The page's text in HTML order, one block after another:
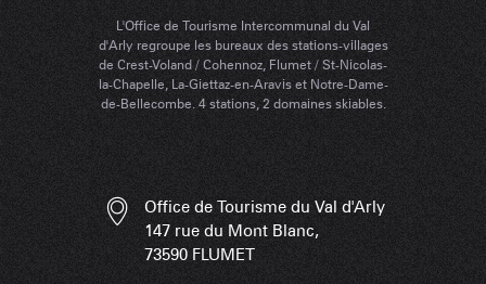
L'Office de Tourisme Intercommunal du Val
d'Arly regroupe les bureaux des stations-villages
de Crest-Voland / Cohennoz, Flumet / St-Nicolas-
la-Chapelle, La-Giettaz-en-Aravis et Notre-Dame-
de-Bellecombe. 4 stations, 2 domaines skiables.
Office de Tourisme du Val d'Arly
147 rue du Mont Blanc,
73590 FLUMET